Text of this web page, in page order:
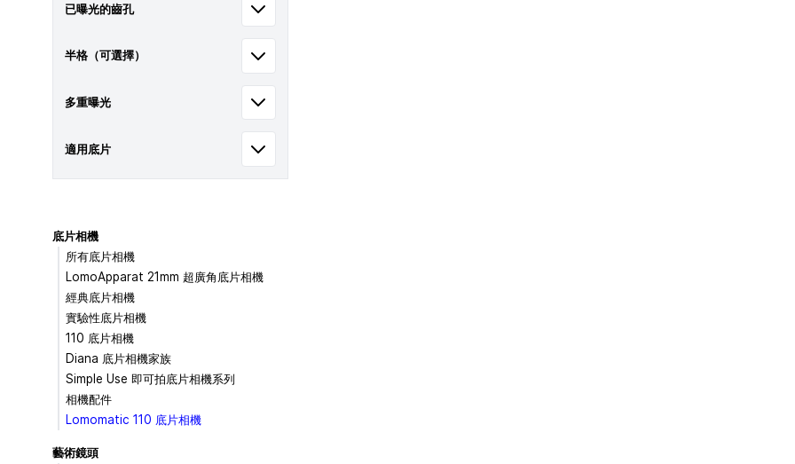
已曝光的齒孔
半格（可選擇）
多重曝光
適用底片
底片相機
所有底片相機
LomoApparat 21mm 超廣角底片相機
經典底片相機
實驗性底片相機
110 底片相機
Diana 底片相機家族
Simple Use 即可拍底片相機系列
相機配件
Lomomatic 110 底片相機
藝術鏡頭